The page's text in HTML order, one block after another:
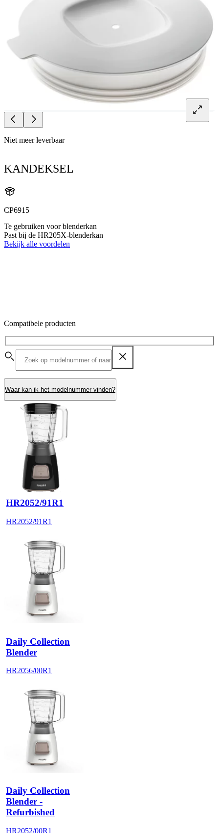
Niet meer leverbaar
KANDEKSEL
CP6915
Te gebruiken voor blenderkan
Past bij de HR205X-blenderkan
Bekijk alle voordelen
Compatibele producten
Waar kan ik het modelnummer vinden?
HR2052/91R1
HR2052/91R1
Daily Collection
Blender
HR2056/00R1
Daily Collection
Blender -
Refurbished
HR2052/00R1